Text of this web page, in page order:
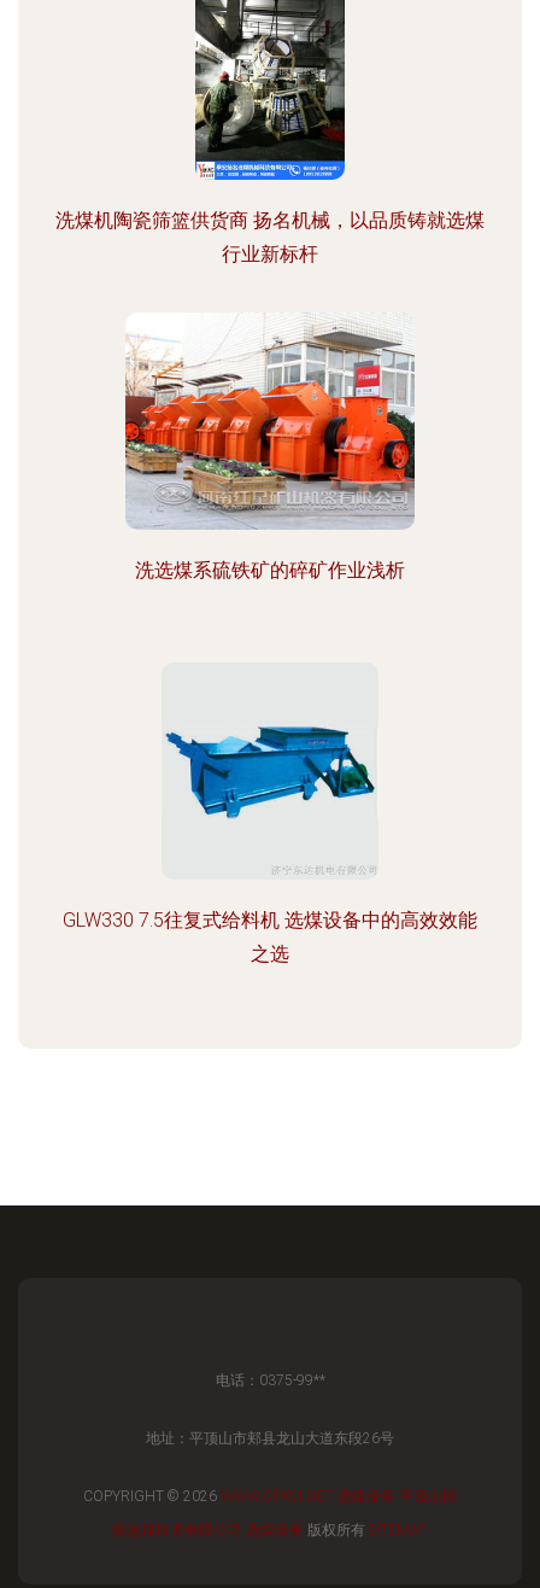
洗煤机陶瓷筛篮供货商 扬名机械，以品质铸就选煤
行业新标杆
洗选煤系硫铁矿的碎矿作业浅析
GLW330 7.5往复式给料机 选煤设备中的高效效能
之选
电话：0375-99**
地址：平顶山市郏县龙山大道东段26号
COPYRIGHT © 2026 WWW.CPXM.NET 选煤设备 平顶山国
能选煤技术有限公司 选煤设备 版权所有 SITEMAP